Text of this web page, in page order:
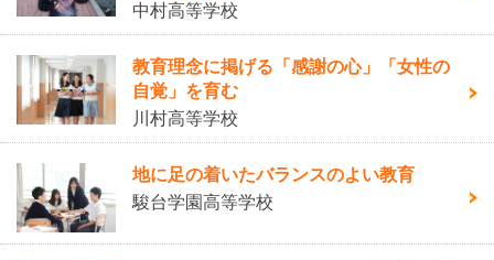
中村高等学校
教育理念に掲げる「感謝の心」「女性の
自覚」を育む
川村高等学校
地に足の着いたバランスのよい教育
駿台学園高等学校